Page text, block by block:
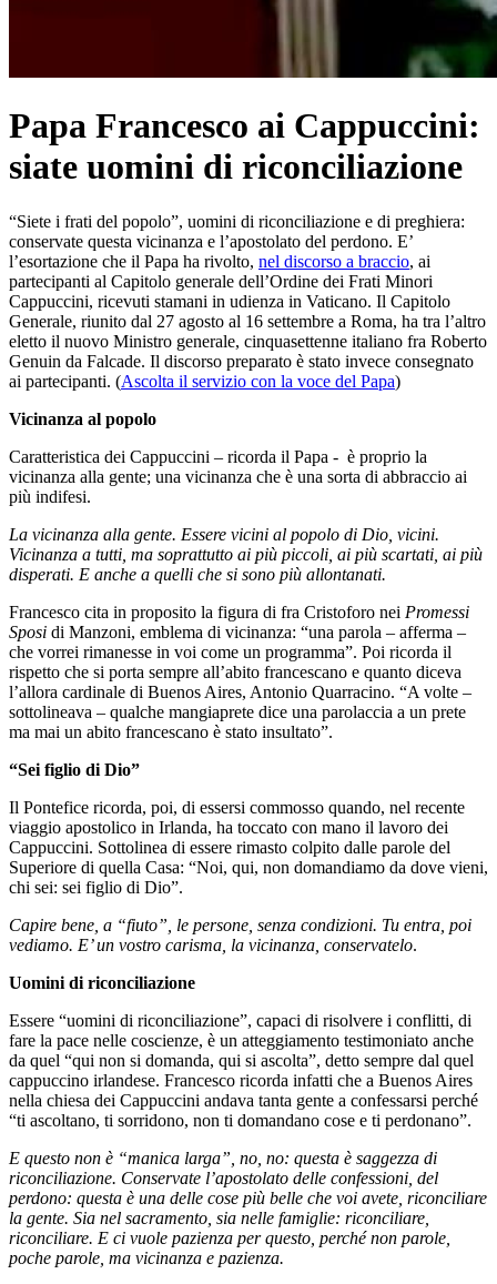
Papa Francesco ai Cappuccini:
siate uomini di riconciliazione
“Siete i frati del popolo”, uomini di riconciliazione e di preghiera:
conservate questa vicinanza e l’apostolato del perdono. E’
l’esortazione che il Papa ha rivolto, nel discorso a braccio, ai
partecipanti al Capitolo generale dell’Ordine dei Frati Minori
Cappuccini, ricevuti stamani in udienza in Vaticano. Il Capitolo
Generale, riunito dal 27 agosto al 16 settembre a Roma, ha tra l’altro
eletto il nuovo Ministro generale, cinquasettenne italiano fra Roberto
Genuin da Falcade. Il discorso preparato è stato invece consegnato
ai partecipanti. (Ascolta il servizio con la voce del Papa)
Vicinanza al popolo
Caratteristica dei Cappuccini – ricorda il Papa - è proprio la
vicinanza alla gente; una vicinanza che è una sorta di abbraccio ai
più indifesi.
La vicinanza alla gente. Essere vicini al popolo di Dio, vicini.
Vicinanza a tutti, ma soprattutto ai più piccoli, ai più scartati, ai più
disperati. E anche a quelli che si sono più allontanati.
Francesco cita in proposito la figura di fra Cristoforo nei Promessi
Sposi di Manzoni, emblema di vicinanza: “una parola – afferma –
che vorrei rimanesse in voi come un programma”. Poi ricorda il
rispetto che si porta sempre all’abito francescano e quanto diceva
l’allora cardinale di Buenos Aires, Antonio Quarracino. “A volte –
sottolineava – qualche mangiaprete dice una parolaccia a un prete
ma mai un abito francescano è stato insultato”.
“Sei figlio di Dio”
Il Pontefice ricorda, poi, di essersi commosso quando, nel recente
viaggio apostolico in Irlanda, ha toccato con mano il lavoro dei
Cappuccini. Sottolinea di essere rimasto colpito dalle parole del
Superiore di quella Casa: “Noi, qui, non domandiamo da dove vieni,
chi sei: sei figlio di Dio”.
Capire bene, a “fiuto”, le persone, senza condizioni. Tu entra, poi
vediamo. E’ un vostro carisma, la vicinanza, conservatelo.
Uomini di riconciliazione
Essere “uomini di riconciliazione”, capaci di risolvere i conflitti, di
fare la pace nelle coscienze, è un atteggiamento testimoniato anche
da quel “qui non si domanda, qui si ascolta”, detto sempre dal quel
cappuccino irlandese. Francesco ricorda infatti che a Buenos Aires
nella chiesa dei Cappuccini andava tanta gente a confessarsi perché
“ti ascoltano, ti sorridono, non ti domandano cose e ti perdonano”.
E questo non è “manica larga”, no, no: questa è saggezza di
riconciliazione. Conservate l’apostolato delle confessioni, del
perdono: questa è una delle cose più belle che voi avete, riconciliare
la gente. Sia nel sacramento, sia nelle famiglie: riconciliare,
riconciliare. E ci vuole pazienza per questo, perché non parole,
poche parole, ma vicinanza e pazienza.